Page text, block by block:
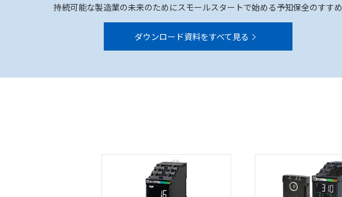
持続可能な製造業の未来のためにスモールスタートで始める予知保全のすすめ
ダウンロード資料をすべて見る